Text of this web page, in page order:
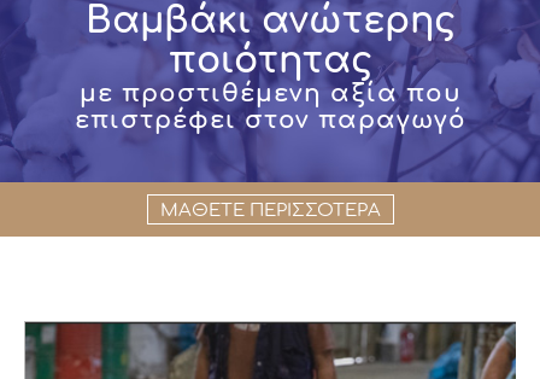
Βαμβάκι ανώτερης
ποιότητας
με προστιθέμενη αξία που
επιστρέφει στον παραγωγό
ΜΑΘΕΤΕ ΠΕΡΙΣΣΟΤΕΡΑ